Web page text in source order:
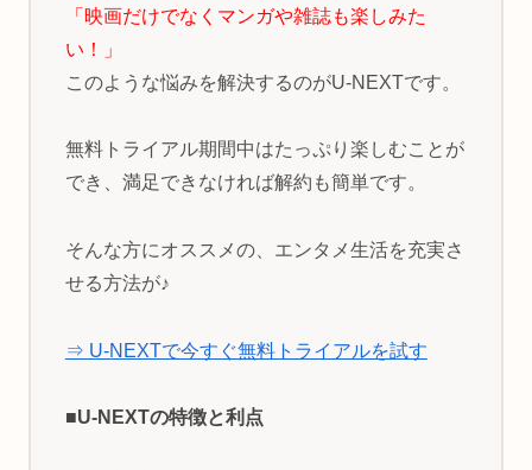
「映画だけでなくマンガや雑誌も楽しみた
い！」
このような悩みを解決するのがU-NEXTです。
無料トライアル期間中はたっぷり楽しむことが
でき、満足できなければ解約も簡単です。
そんな方にオススメの、エンタメ生活を充実さ
せる方法が♪
⇒ U-NEXTで今すぐ無料トライアルを試す
■U-NEXTの特徴と利点